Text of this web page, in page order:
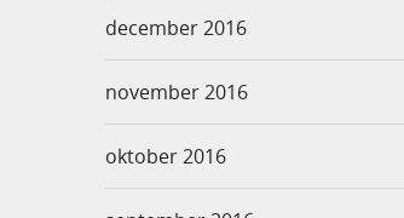
december 2016
november 2016
oktober 2016